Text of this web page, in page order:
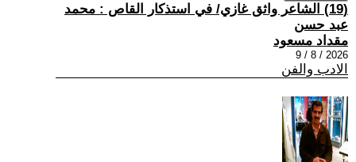
(19) الشاعر واثق غازي/ في استذكار القاص : محمد
عبد حسن
مقداد مسعود
2026 / 8 / 9
الادب والفن